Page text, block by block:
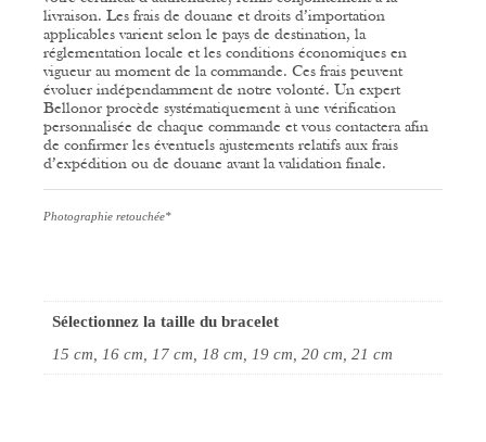
livraison. Les frais de douane et droits d’importation
applicables varient selon le pays de destination, la
réglementation locale et les conditions économiques en
vigueur au moment de la commande. Ces frais peuvent
évoluer indépendamment de notre volonté. Un expert
Bellonor procède systématiquement à une vérification
personnalisée de chaque commande et vous contactera afin
de confirmer les éventuels ajustements relatifs aux frais
d’expédition ou de douane avant la validation finale.
Photographie retouchée*
Sélectionnez la taille du bracelet
15 cm, 16 cm, 17 cm, 18 cm, 19 cm, 20 cm, 21 cm